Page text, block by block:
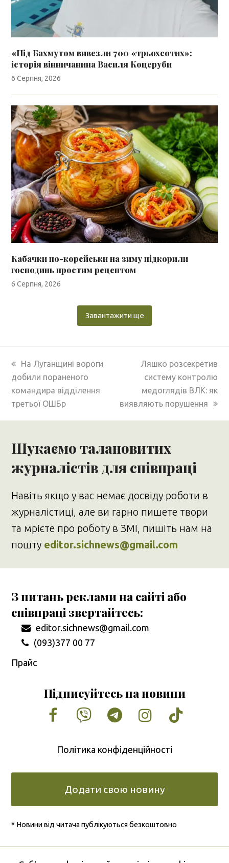
«Під Бахмутом вивезли 700 «трьохсотих»:
історія вінничанина Василя Коцеруби
6 Серпня, 2026
Кабачки по-корейськи на зиму підкорили
господинь простим рецептом
6 Серпня, 2026
Завантажити ще
previous
post:
На Луганщині вороги
добили пораненого
командира відділення
третьої ОШБр
next
post:
Ляшко розсекретив
систему контролю
медоглядів ВЛК: як
виявляють порушення
Шукаємо талановитих
журналістів для співпраці
Навіть якщо у вас немає досвіду роботи в
журналістиці, але ви гарно пишете твори
та мрієте про роботу в ЗМІ, пишіть нам на
пошту editor.sichnews@gmail.com
З питань реклами на сайті або
співпраці звертайтесь:
editor.sichnews@gmail.com
(093)377 00 77
Прайс
Підписуйтесь на новини
Facebook
VimeoTumblrInstagram
Tiktok
Політика конфіденційності
Додати свою новину
* Новини від читача публікуються безкоштовно